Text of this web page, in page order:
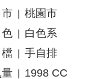
桃園市
白色系
手自排
1998 CC